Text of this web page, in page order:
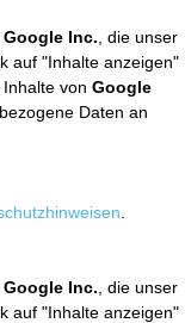
Google Inc. , die unser
auf "Inhalte anzeigen"
von Google
Daten an
Google Inc. , die unser
auf "Inhalte anzeigen"